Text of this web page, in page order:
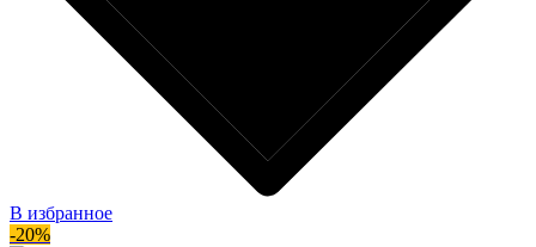
В избранное
-20%